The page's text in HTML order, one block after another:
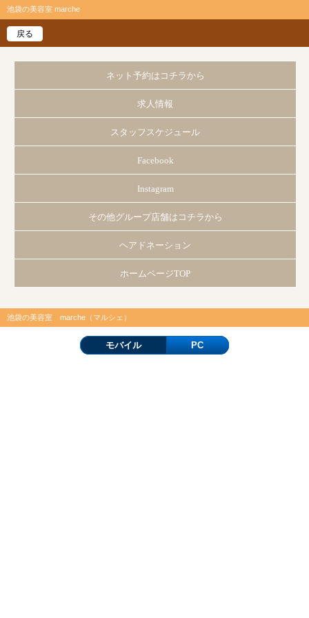
池袋の美容室 marche
戻る
ネット予約はコチラから
求人情報
スタッフスケジュール
Facebook
Instagram
その他グループ店舗はコチラから
ヘアドネーション
ホームページTOP
池袋の美容室 marche（マルシェ）
モバイル PC